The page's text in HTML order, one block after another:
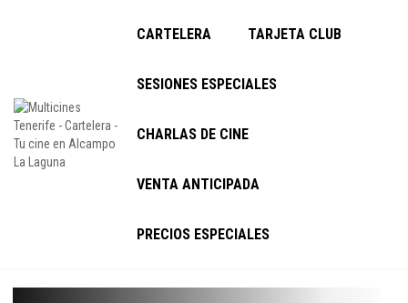
CARTELERA TARJETA CLUB
SESIONES ESPECIALES
CHARLAS DE CINE
VENTA ANTICIPADA
PRECIOS ESPECIALES